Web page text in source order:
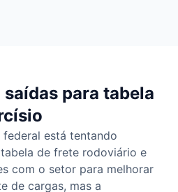
para tabela
está tentando
de frete rodoviário e
com o setor para melhorar
de cargas, mas a